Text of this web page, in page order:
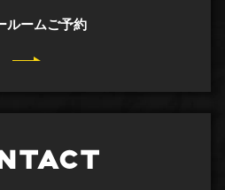
ルームご予約